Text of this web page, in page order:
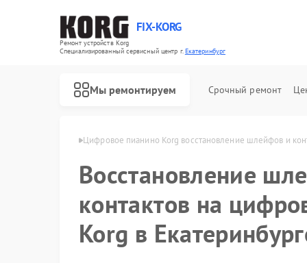
FIX-KORG
Ремонт устройств Korg
Специализированный cервисный центр г.Екатеринбург
Мы ремонтируем Срочный ремонт
в Екатеринбурге Цифровое пианино Korg восстановление шлейфов и
Восстановление
контактов на
Korg в